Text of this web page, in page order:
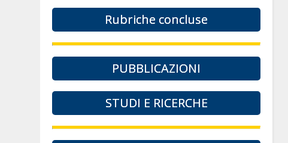
Rubriche concluse
PUBBLICAZIONI
STUDI E RICERCHE